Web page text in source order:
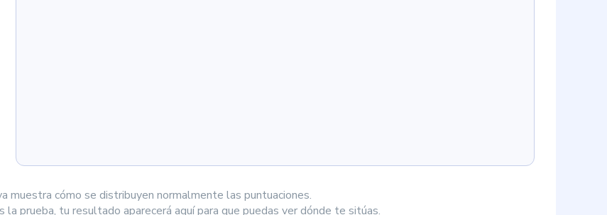
muestra cómo se distribuyen normalmente las puntuaciones.
la prueba, tu resultado aparecerá aquí para que puedas ver dónde te sitúas.